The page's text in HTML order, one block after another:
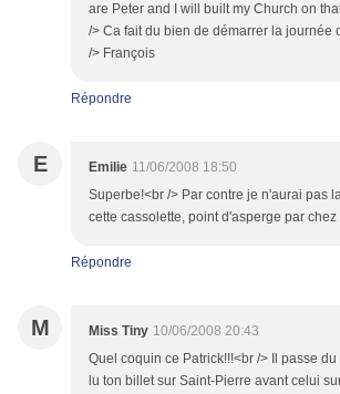
are Peter and I will built my Church on
/> Ca fait du bien de démarrer la journée
/> François
Répondre
E Emilie 11/06/2008 18:50
Superbe!<br /> Par contre je n'aurai pas
cette cassolette, point d'asperge par chez
Répondre
M Miss Tiny 10/06/2008 20:43
Quel coquin ce Patrick!!!<br /> Il passe
lu ton billet sur Saint-Pierre avant celui